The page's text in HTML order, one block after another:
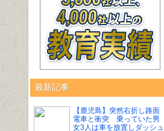
最新記事
【鹿児島】突然右折し路面
電車と衝突 乗っていた男
女3人は車を放置しダッシュ